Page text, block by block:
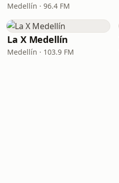
Medellín · 96.4 FM
La X Medellín
Medellín · 103.9 FM